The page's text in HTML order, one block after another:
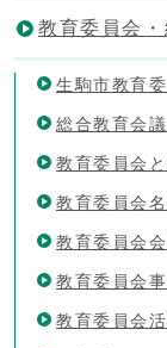
教育委員会
生駒市教育
総合教育会議
教育委員会
教育委員会
教育委員会
教育委員会
教育委員会